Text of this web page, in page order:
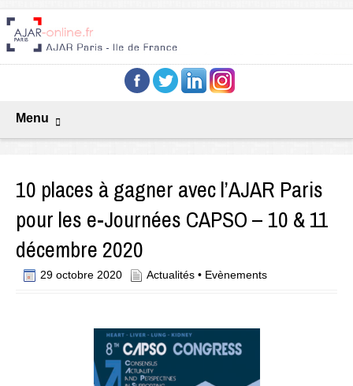
Menu
10 places à gagner avec l’AJAR Paris
pour les e-Journées CAPSO – 10 & 11
décembre 2020
29 octobre 2020 Actualités • Evènements